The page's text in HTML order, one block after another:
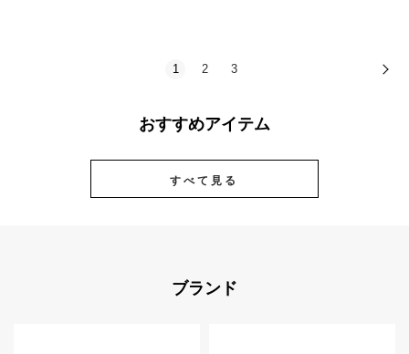
1 2 3
おすすめアイテム
すべて見る
ブランド